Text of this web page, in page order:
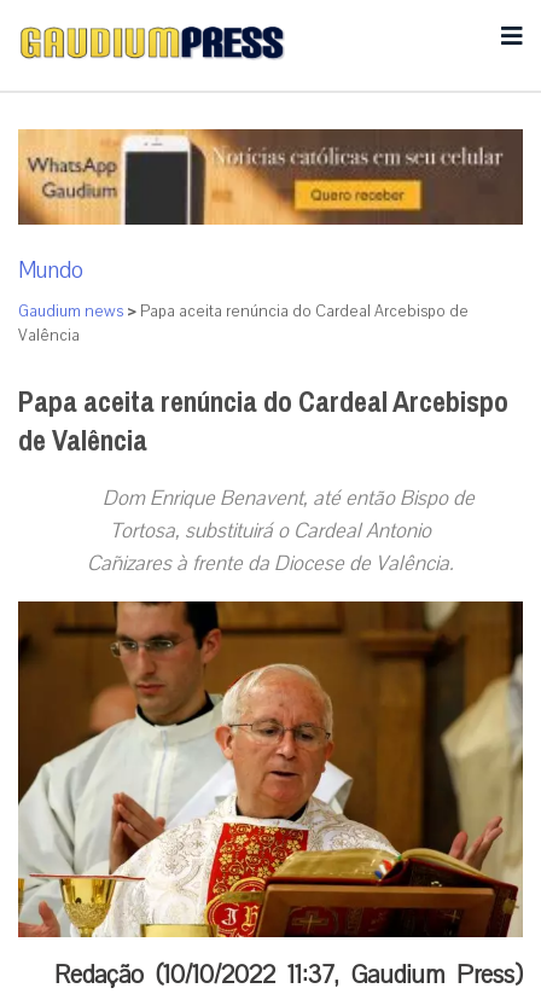
Mundo
Gaudium news > Papa aceita renúncia do Cardeal Arcebispo de
Valência
Papa aceita renúncia do Cardeal Arcebispo
de Valência
Dom Enrique Benavent, até então Bispo de
Tortosa, substituirá o Cardeal Antonio
Cañizares à frente da Diocese de Valência.
Redação (10/10/2022 11:37, Gaudium Press)